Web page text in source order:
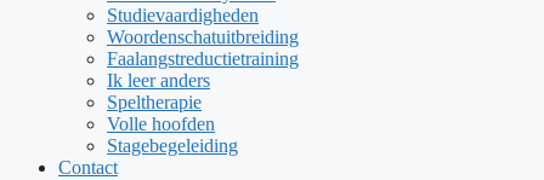
Studievaardigheden
Woordenschatuitbreiding
Faalangstreductietraining
Ik leer anders
Speltherapie
Volle hoofden
Stagebegeleiding
Contact